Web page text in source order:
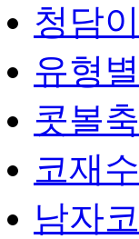
청담
유형
콧볼
코재
남자